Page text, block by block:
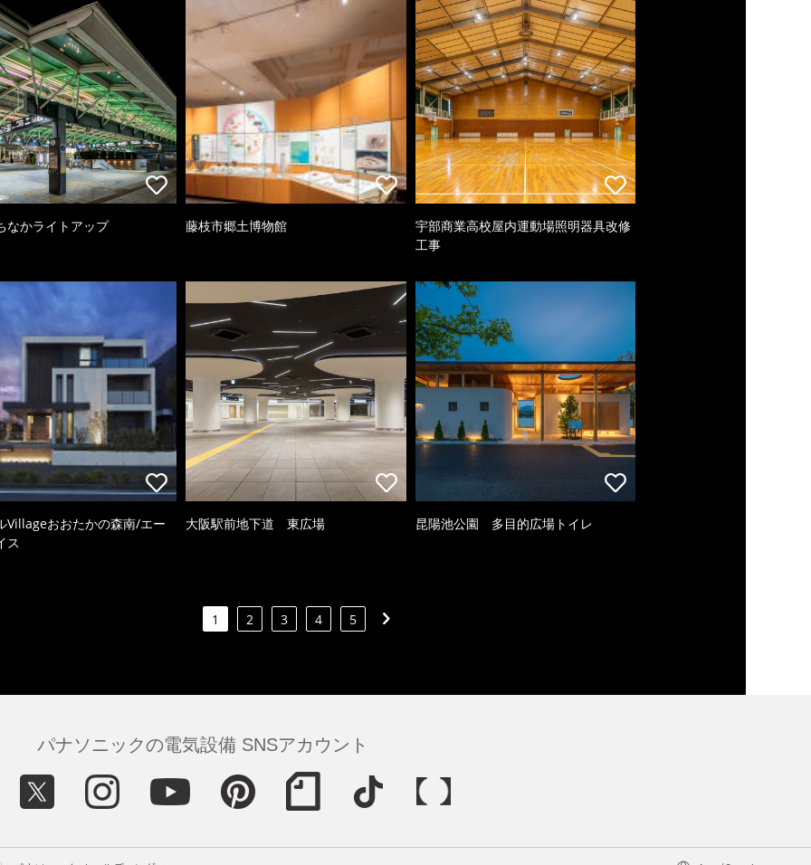
なかライトアップ 藤枝市郷土博物館
宇部商業高校屋内運動場照明器具改修
工事
Villageおおたかの森南/エー
ス
大阪駅前地下道 東広場 昆陽池公園 多目的広場トイレ
1 2 3 4 5
パナソニックの電気設備 SNSアカウント